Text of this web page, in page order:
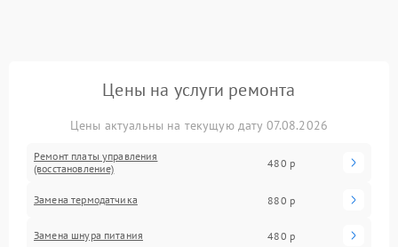
Цены на услуги ремонта
Цены актуальны на текущую дату 07.08.2026
Ремонт платы управления
(восстановление)
480 р
Замена термодатчика 880 р
Замена шнура питания 480 р